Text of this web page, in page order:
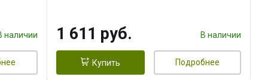
наличии 1 611 руб. В наличии
Купить Подробнее